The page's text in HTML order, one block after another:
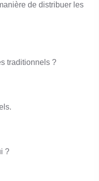
de distribuer les
traditionnels ?
?